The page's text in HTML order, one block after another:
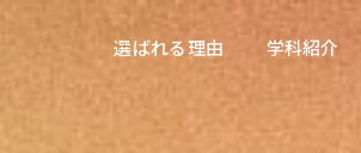
選ばれる理由 学科紹介
選ばれる理由 学科紹介